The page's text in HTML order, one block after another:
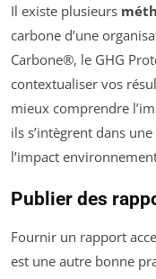
Il existe plusieurs
carbone d’une
Carbone®, le GHG
contextualiser vos
mieux comprendre
ils s’intègrent dans
l’impact
Publier des
Fournir un rapport
est une autre bonne